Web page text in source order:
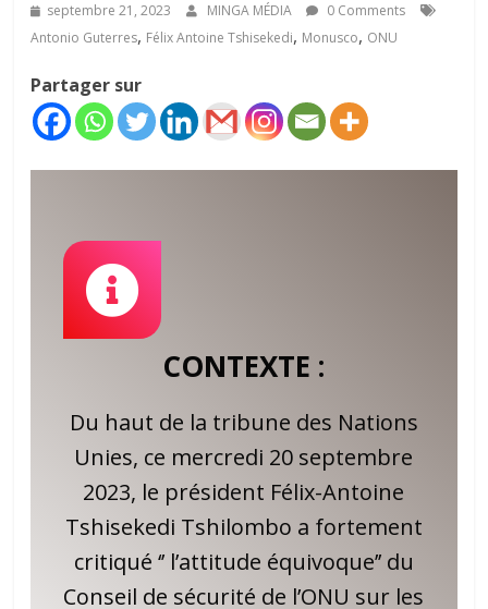
septembre 21, 2023 MINGA MÉDIA
0 Comments
Antonio Guterres, Félix Antoine Tshisekedi, Monusco, ONU
Partager sur
CONTEXTE :
Du haut de la tribune des Nations
Unies, ce mercredi 20 septembre
2023, le président Félix-Antoine
Tshisekedi Tshilombo a fortement
critiqué ‘’ l’attitude équivoque’’ du
Conseil de sécurité de l’ONU sur les